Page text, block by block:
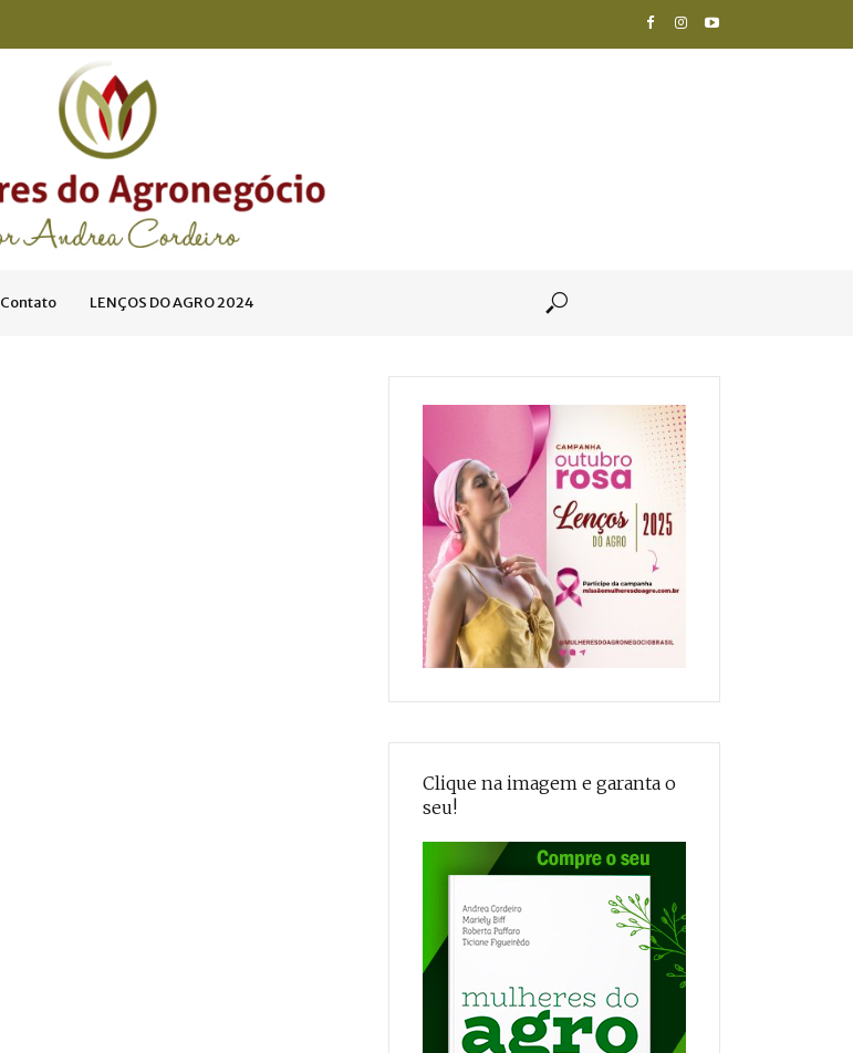
Contato LENÇOS DO AGRO 2024
Clique na imagem e garanta o
seu!